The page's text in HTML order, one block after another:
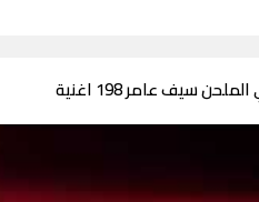
سيف عامر 198 اغنية